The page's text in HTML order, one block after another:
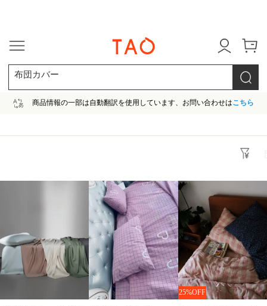
布団カバー
商品情報の一部は自動翻訳を使用しています、お問い合わせはこちら
25%OFF